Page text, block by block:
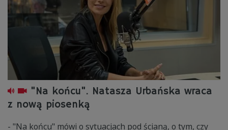
"Na końcu". Natasza Urbańska wraca
z nową piosenką
- "Na końcu" mówi o sytuacjach pod ścianą, o tym, czy